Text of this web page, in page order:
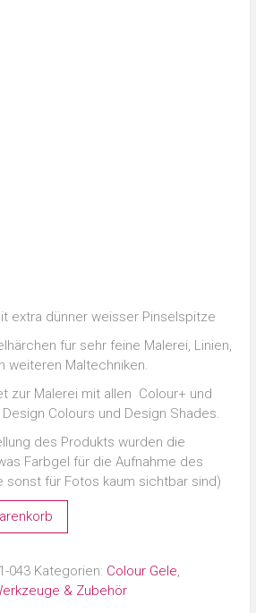
extra dünner weisser Pinselspitze
für sehr feine Malerei, Linien,
weiteren Maltechniken.
zur Malerei mit allen Colour+ und
Colours und Design Shades.
des Produkts wurden die
Farbgel für die Aufnahme des
sonst für Fotos kaum sichtbar sind)
043 Kategorien: Colour Gele,
& Zubehör